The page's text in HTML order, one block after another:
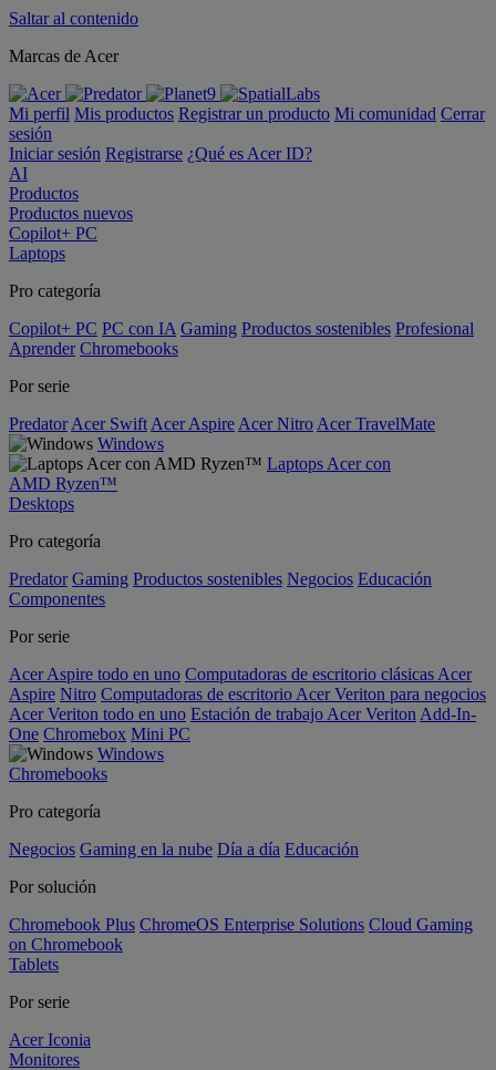
Saltar al contenido
Marcas de Acer
Mi perfil Mis productos Registrar un producto Mi comunidad Cerrar
sesión
Iniciar sesión Registrarse ¿Qué es Acer ID?
AI
Productos
Productos nuevos
Copilot+ PC
Laptops
Pro categoría
Copilot+ PC PC con IA Gaming Productos sostenibles Profesional
Aprender Chromebooks
Por serie
Predator Acer Swift Acer Aspire Acer Nitro Acer TravelMate
Windows
Laptops Acer con
AMD Ryzen™
Desktops
Pro categoría
Predator Gaming Productos sostenibles Negocios Educación
Componentes
Por serie
Acer Aspire todo en uno Computadoras de escritorio clásicas Acer
Aspire Nitro Computadoras de escritorio Acer Veriton para negocios
Acer Veriton todo en uno Estación de trabajo Acer Veriton Add-In-
One Chromebox Mini PC
Windows
Chromebooks
Pro categoría
Negocios Gaming en la nube Día a día Educación
Por solución
Chromebook Plus ChromeOS Enterprise Solutions Cloud Gaming
on Chromebook
Tablets
Por serie
Acer Iconia
Monitores